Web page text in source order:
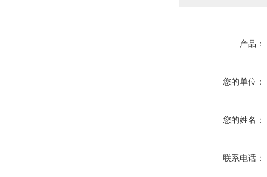
产品：
您的单位：
您的姓名：
联系电话：